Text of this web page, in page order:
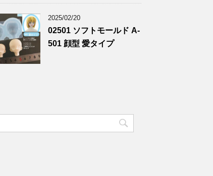
2025/02/20
02501 ソフトモールド A-
501 顔型 愛タイプ